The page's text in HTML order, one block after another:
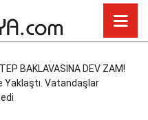
BAKLAVASINA DEV ZAM!
Yaklaştı. Vatandaşlar